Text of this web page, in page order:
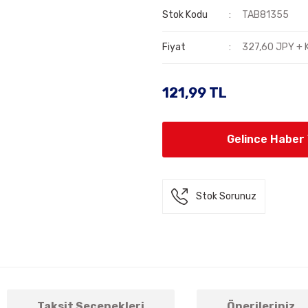
Stok Kodu TAB81355
Fiyat 327,60 JPY +
121,99 TL
Gelince Haber
Stok Sorunuz